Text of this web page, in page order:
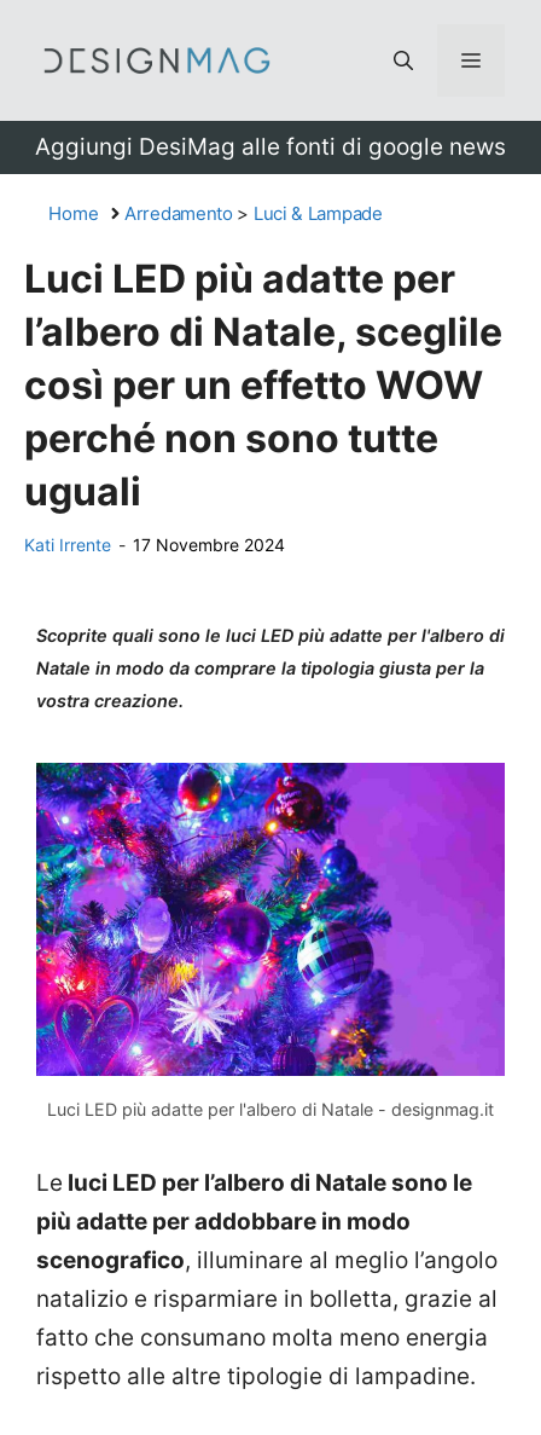
Menu
Aggiungi DesiMag alle fonti di google news
Home Arredamento > Luci & Lampade
Luci LED più adatte per
l’albero di Natale, sceglile
così per un effetto WOW
perché non sono tutte
uguali
Kati Irrente - 17 Novembre 2024
Scoprite quali sono le luci LED più adatte per l'albero di
Natale in modo da comprare la tipologia giusta per la
vostra creazione.
Luci LED più adatte per l'albero di Natale - designmag.it
Le luci LED per l’albero di Natale sono le
più adatte per addobbare in modo
scenografico, illuminare al meglio l’angolo
natalizio e risparmiare in bolletta, grazie al
fatto che consumano molta meno energia
rispetto alle altre tipologie di lampadine.